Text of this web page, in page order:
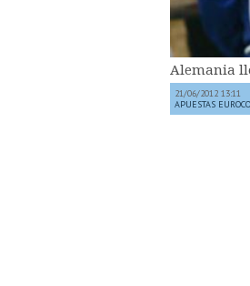
Alemania
21/06/2012 13:11
APUESTAS